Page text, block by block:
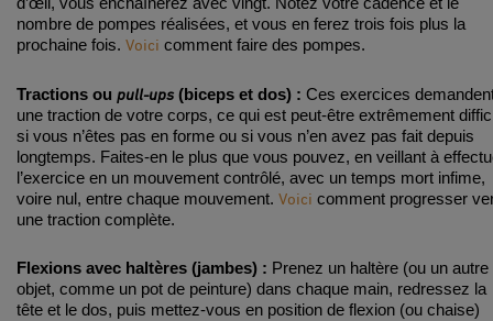
nombre de pompes réalisées, et vous en ferez trois fois plus la
prochaine fois. Voici comment faire des pompes.
Tractions ou pull-ups (biceps et dos) : Ces exercices
une traction de votre corps, ce qui est peut-être extrêmement
si vous n’êtes pas en forme ou si vous n’en avez pas fait depuis
longtemps. Faites-en le plus que vous pouvez, en veillant à
l’exercice en un mouvement contrôlé, avec un temps mort infime,
voire nul, entre chaque mouvement. Voici comment progresser
une traction complète.
Flexions avec haltères (jambes) : Prenez un haltère (ou un autre
objet, comme un pot de peinture) dans chaque main, redressez la
tête et le dos, puis mettez-vous en position de flexion (ou chaise)